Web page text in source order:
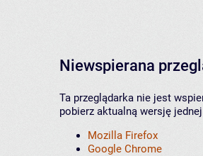
Niewspierana
Ta przeglądarka nie jest
pobierz aktualną wersję
Mozilla Firefox
Google Chrome